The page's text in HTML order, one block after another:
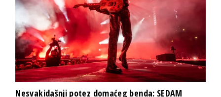
Nesvakidašnji potez domaćeg benda: SEDAM